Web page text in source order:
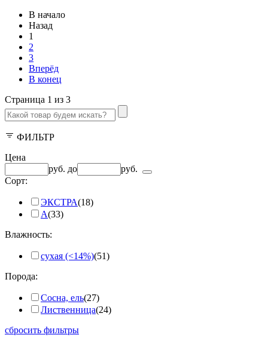
В начало
Назад
1
2
3
Вперёд
В конец
Страница 1 из 3
ФИЛЬТР
Цена
руб. до
руб.
Сорт:
ЭКСТРА(18)
А(33)
Влажность:
сухая (<14%)(51)
Порода:
Сосна, ель(27)
Лиственница(24)
сбросить фильтры